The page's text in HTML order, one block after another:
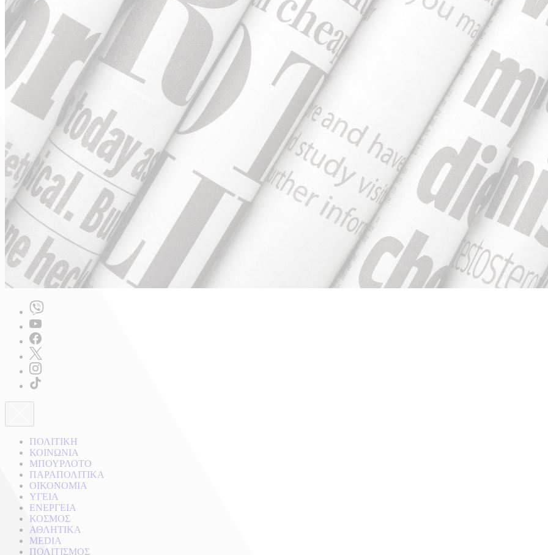
ΠΟΛΙΤΙΚΗ
ΚΟΙΝΩΝΙΑ
ΜΠΟΥΡΛΟΤΟ
ΠΑΡΑΠΟΛΙΤΙΚΑ
ΟΙΚΟΝΟΜΙΑ
ΥΓΕΙΑ
ΕΝΕΡΓΕΙΑ
ΚΟΣΜΟΣ
ΑΘΛΗΤΙΚΑ
MEDIA
ΠΟΛΙΤΙΣΜΟΣ